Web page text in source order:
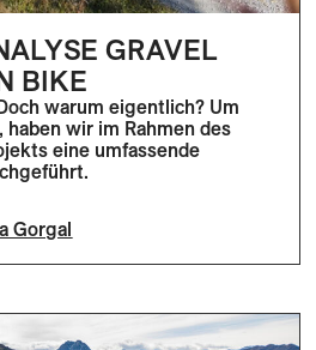
GRAVEL
BIKE
warum eigentlich? Um
wir im Rahmen des
eine umfassende
Gorgal